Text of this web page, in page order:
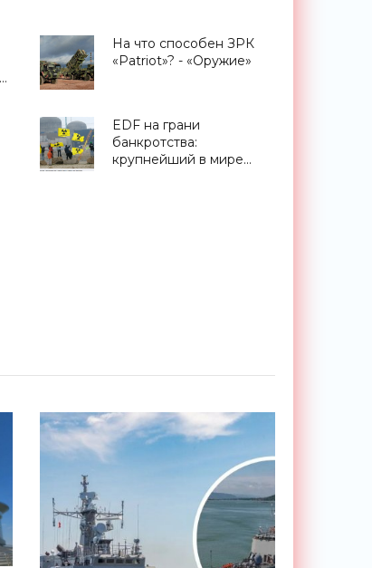
На что способен ЗРК
«Patriot»? - «Оружие»
EDF на грани
банкротства:
крупнейший в мире